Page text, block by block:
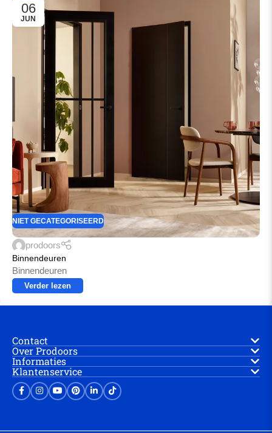
06
JUN
NIET GECATEGORISEERD
prodoors
Binnendeuren
Binnendeuren
Verder lezen
Contact
Over Prodoors
Informaties
Klantenservice